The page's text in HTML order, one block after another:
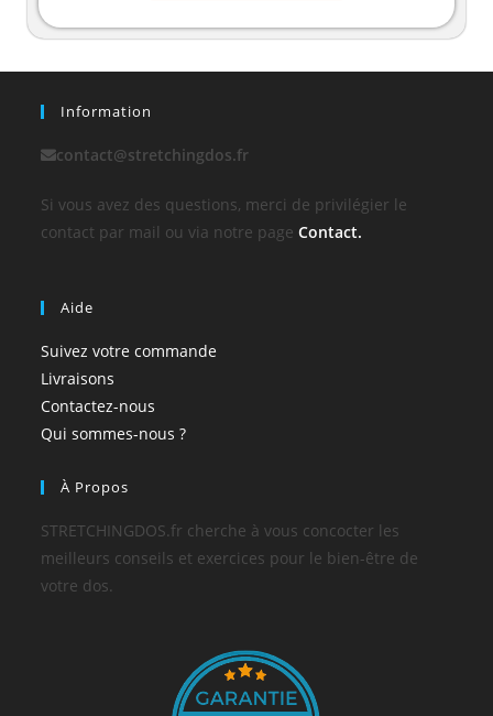
Information
contact@stretchingdos.fr
Si vous avez des questions, merci de privilégier le
contact par mail ou via notre pageContact.
Aide
Suivez votre commande
Livraisons
Contactez-nous
Qui sommes-nous ?
À Propos
STRETCHINGDOS.fr cherche à vous concocter les
meilleurs conseils et exercices pour le bien-être de
votre dos.